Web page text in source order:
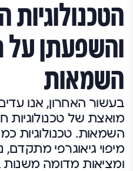
והשפעתן על
השמאות
בעשור האחרון, אנו
מואצת של טכנולוגיות
השמאות. טכנולוגיות
מיפוי גיאוגרפי מתקדם,
ומציאות מדומה